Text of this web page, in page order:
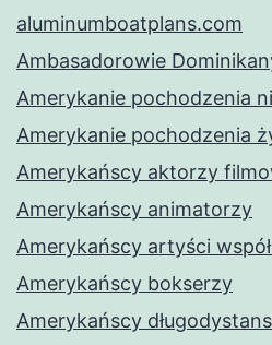
aluminumboatplans.com
Ambasadorowie
Amerykanie pochodzenia
Amerykanie pochodzenia
Amerykańscy aktorzy
Amerykańscy animatorzy
Amerykańscy artyści
Amerykańscy bokserzy
Amerykańscy